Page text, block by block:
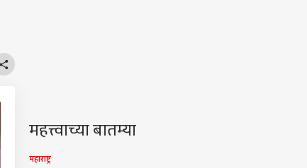
महत्त्वाच्या बातम्या
महाराष्ट्र